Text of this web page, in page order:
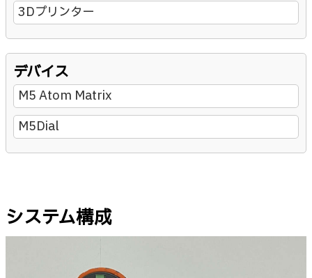
3Dプリンター
デバイス
M5 Atom Matrix
M5Dial
システム構成